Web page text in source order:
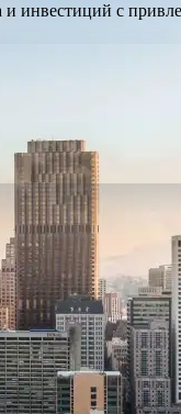
инвестиций с